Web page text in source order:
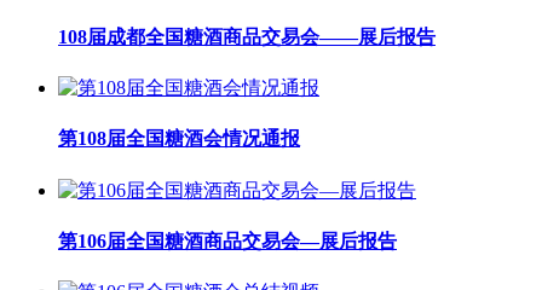
108届成都全国糖酒商品交易会——展后报告
第108届全国糖酒会情况通报
第106届全国糖酒商品交易会—展后报告